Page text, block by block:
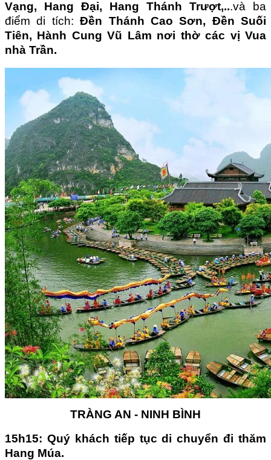
Vạng,
Hang Đại, Hang Thánh Trượt,...và ba
điểm di tích:Đền Thánh Cao Sơn, Đền Suối
Tiên, Hành Cung Vũ Lâm nơi thờ các vị Vua
nhà Trần.
TRÀNG AN - NINH BÌNH
15h15: Quý khách tiếp tục di chuyển đi thăm
Hang Múa.